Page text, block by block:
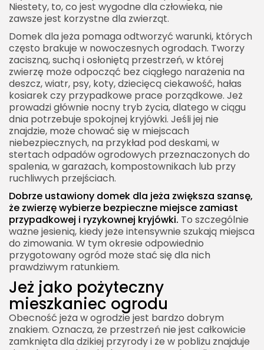
Niestety, to, co jest wygodne dla człowieka, nie
zawsze jest korzystne dla zwierząt.
Domek dla jeża pomaga odtworzyć warunki, których
często brakuje w nowoczesnych ogrodach. Tworzy
zaciszną, suchą i osłoniętą przestrzeń, w której
zwierzę może odpocząć bez ciągłego narażenia na
deszcz, wiatr, psy, koty, dziecięcą ciekawość, hałas
kosiarek czy przypadkowe prace porządkowe. Jeż
prowadzi głównie nocny tryb życia, dlatego w ciągu
dnia potrzebuje spokojnej kryjówki. Jeśli jej nie
znajdzie, może chować się w miejscach
niebezpiecznych, na przykład pod deskami, w
stertach odpadów ogrodowych przeznaczonych do
spalenia, w garażach, kompostownikach lub przy
ruchliwych przejściach.
Dobrze ustawiony domek dla jeża zwiększa szansę,
że zwierzę wybierze bezpieczne miejsce zamiast
przypadkowej i ryzykownej kryjówki. To szczególnie
ważne jesienią, kiedy jeże intensywnie szukają miejsca
do zimowania. W tym okresie odpowiednio
przygotowany ogród może stać się dla nich
prawdziwym ratunkiem.
Jeż jako pożyteczny
mieszkaniec ogrodu
Obecność jeża w ogrodzie jest bardzo dobrym
znakiem. Oznacza, że przestrzeń nie jest całkowicie
zamknięta dla dzikiej przyrody i że w pobliżu znajduje
Najważniejsze zasady, o których warto pamiętać
Domek dla jeża jako mały gest o dużym
znaczeniu